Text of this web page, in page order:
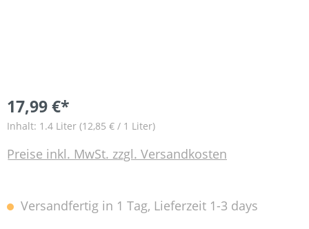
17,99 €*
Inhalt: 1.4 Liter (12,85 € / 1 Liter)
Preise inkl. MwSt. zzgl. Versandkosten
Versandfertig in 1 Tag, Lieferzeit 1-3 days